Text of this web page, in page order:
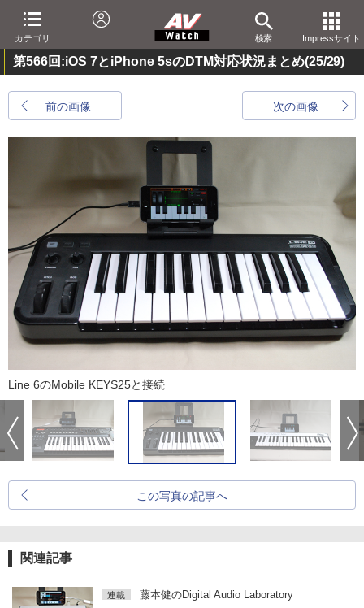
カテゴリ 検索 Impressサイト
第566回:iOS 7とiPhone 5sのDTM対応状況まとめ(25/29)
前の画像 次の画像
Line 6のMobile KEYS25と接続
この写真の記事へ
関連記事
連載 藤本健のDigital Audio Laboratory